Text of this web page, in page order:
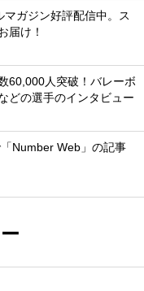
マガジン好評配信中。ス
届け！
60,000人突破！バレーボ
どの選手のインタビュー
Number Web」の記事